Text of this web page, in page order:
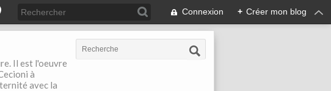
Connexion + Créer mon blog
Il est l'oeuvre
à
avec la